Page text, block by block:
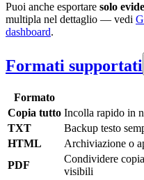
Puoi anche esportare solo
multipla nel dettaglio — vedi
dashboard.
Formati supportati
Formato
Copia tutto Incolla rapido in
TXT
Backup testo
HTML
Archiviazione o
PDF
Condividere
visibili